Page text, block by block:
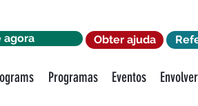
agora Obter ajuda
Programas Eventos